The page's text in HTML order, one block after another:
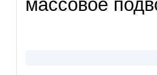
массовое